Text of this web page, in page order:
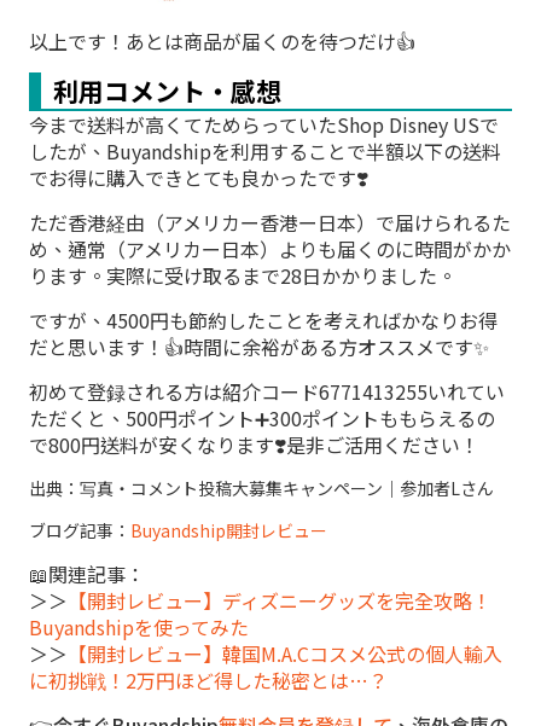
以上です！あとは商品が届くのを待つだけ👍
利用コメント・感想
今まで送料が高くてためらっていたShop Disney USで
したが、Buyandshipを利用することで半額以下の送料
でお得に購入できとても良かったです❣️
ただ香港経由（アメリカー香港ー日本）で届けられるた
め、通常（アメリカー日本）よりも届くのに時間がかか
ります。実際に受け取るまで28日かかりました。
ですが、4500円も節約したことを考えればかなりお得
だと思います！👍時間に余裕がある方オススメです✨
初めて登録される方は紹介コード6771413255いれてい
ただくと、500円ポイント➕300ポイントももらえるの
で800円送料が安くなります❣️是非ご活用ください！
出典：写真・コメント投稿大募集キャンペーン｜参加者Lさん
ブログ記事： Buyandship開封レビュー
📖関連記事：
＞＞ 【開封レビュー】ディズニーグッズを完全攻略！
Buyandshipを使ってみた
＞＞ 【開封レビュー】韓国M.A.Cコスメ公式の個人輸入
に初挑戦！2万円ほど得した秘密とは…？